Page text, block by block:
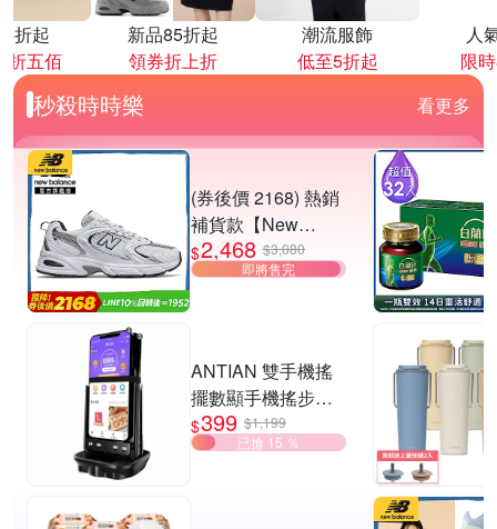
折起
折五佰
新品85折起
領券折上折
潮流服飾
低至5折起
人
限
秒殺時時樂 看更多
(券後價 2168) 熱銷
補貨款【New
Balance】復古運動
鞋_中性_白銀
$2,468 $3,080
即將售完
ANTIAN 雙手機搖
擺數顯手機搖步機
靜音自動計步器 搖
步器 刷步數神器 搖
$399 $1,199
已搶 15 ％